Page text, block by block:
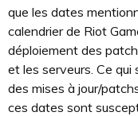
que les dates
calendrier de Riot
déploiement des
et les serveurs. Ce qui
des mises à jour/
ces dates sont